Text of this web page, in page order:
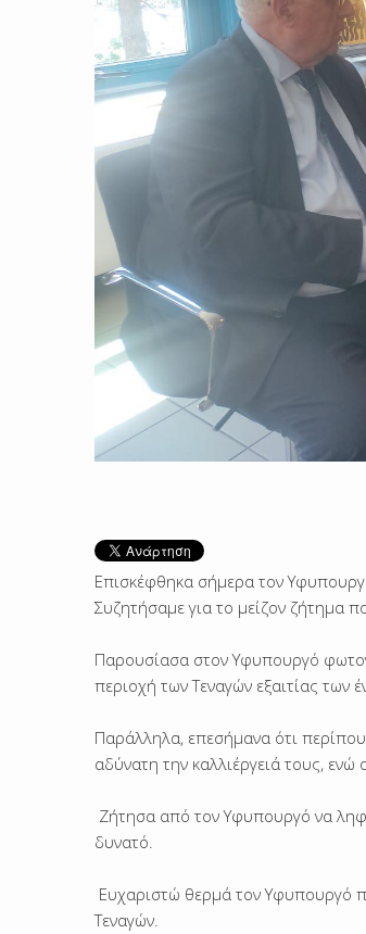
Επισκέφθηκα σήμερα τον
Συζητήσαμε για το μείζον ζήτημα
Παρουσίασα στον Υφυπουργό
περιοχή των Τεναγών εξαιτίας των
Παράλληλα, επεσήμανα ότι
αδύνατη την καλλιέργειά τους,
Ζήτησα από τον Υφυπουργό να
δυνατό.
Ευχαριστώ θερμά τον Υφυπουργό
Τεναγών.